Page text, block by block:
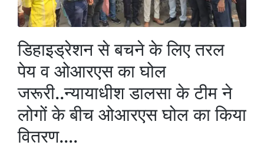
डिहाइड्रेशन से बचने के लिए तरल
पेय व ओआरएस का घोल
जरूरी..न्यायाधीश डालसा के टीम ने
लोगों के बीच ओआरएस घोल का किया
वितरण….